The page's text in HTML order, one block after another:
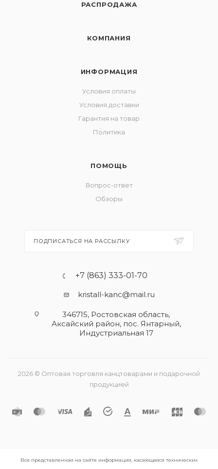
РАСПРОДАЖА
КОМПАНИЯ
ИНФОРМАЦИЯ
Условия оплаты
Условия доставки
Гарантия на товар
Политика
ПОМОЩЬ
Вопрос-ответ
Обзоры
ПОДПИСАТЬСЯ НА РАССЫЛКУ
+7 (863) 333-01-70
kristall-kanc@mail.ru
346715, Ростовская область​,
Аксайский район, пос. Янтарный,
Индустриальная 17
2026 © Оптовая торговля канцтоварами и подарочной
продукцией
Вся представленная на сайте информация, касающаяся технических